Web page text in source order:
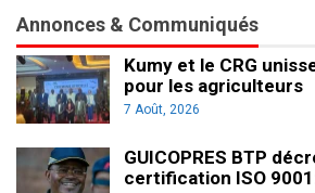
Annonces & Communiqués
Kumy et le CRG
pour les agriculteurs
7 Août, 2026
GUICOPRES BTP
certification ISO